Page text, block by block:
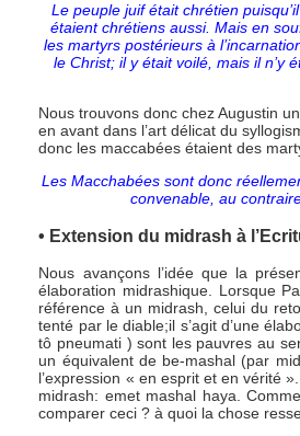
Le peuple juif était chrétien
étaient chrétiens aussi. Mais en
les martyrs postérieurs à
le Christ; il y était voilé, mais il n’y
Nous trouvons donc chez Augustin
en avant dans l’art délicat du
donc les maccabées étaient des
Les Macchabées sont donc
convenable, au
• Extension du midrash à
Nous avançons l’idée que la
élaboration midrashique. Lorsque
référence à un midrash, celui du
tenté par le diable;il s’agit d’une
tô pneumati ) sont les pauvres au
un équivalent de be-mashal (par
l’expression « en esprit et en vérité
midrash: emet mashal haya.
comparer ceci ? à quoi la chose